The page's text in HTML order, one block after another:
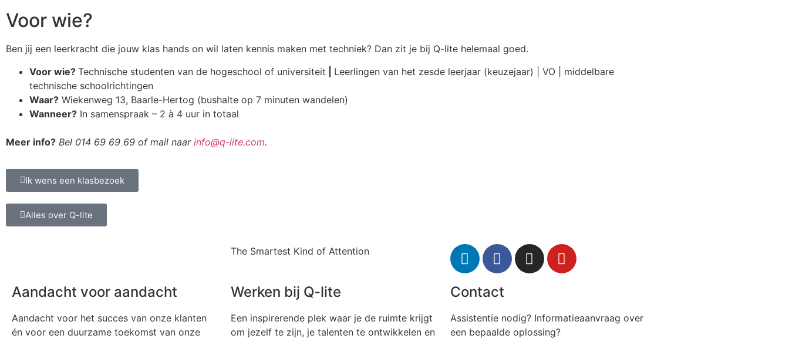
Voor wie?
Ben jij een leerkracht die jouw klas hands on wil laten kennis maken met techniek? Dan zit je bij Q-lite helemaal goed.
Voor wie? Technische studenten van de hogeschool of universiteit
Leerlingen van het zesde leerjaar (keuzejaar) | VO | middelbare
technische schoolrichtingen
Waar? Wiekenweg 13, Baarle-Hertog (bushalte op 7 minuten wandelen)
Wanneer? In samenspraak – 2 à 4 uur in totaal
Meer info? Bel 014 69 69 69 of mail naar info@q-lite.com.
Ik wens een klasbezoek
Alles over Q-lite
The Smartest Kind of Attention
Aandacht voor aandacht
Aandacht voor het succes van onze klanten
én voor een duurzame toekomst van onze
Werken bij Q-lite
Een inspirerende plek waar je de ruimte krijgt
om jezelf te zijn, je talenten te ontwikkelen en
Contact
Assistentie nodig? Informatieaanvraag over
een bepaalde oplossing?